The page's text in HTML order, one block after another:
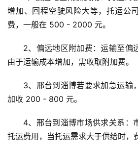
增加、回程空驶风险大等，托运公
费，一般在 500 - 2000 元。
2、偏远地区附加费：运输至偏
由于运输成本增加，需收取附加费。
3、邢台到淄博若要求加急运输
加收 200 - 800 元。
4、邢台到淄博市场供求关系：
托运费用，当托运需求大于供给时，